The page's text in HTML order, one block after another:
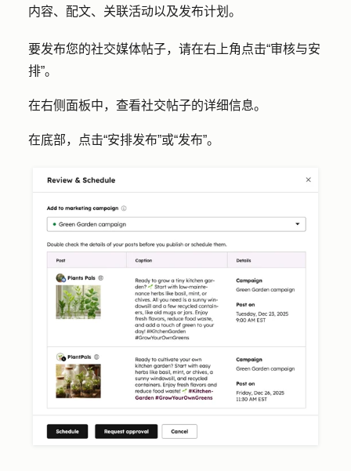
内容、配文、关联活动以及发布计划。
要发布您的社交媒体帖子，请在右上角点击“审核与安
排”。
在右侧面板中，查看社交帖子的详细信息。
在底部，点击“安排发布”或“发布”。